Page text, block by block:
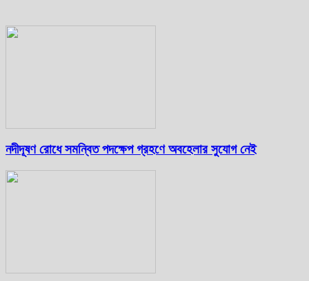
নদীদূষণ রোধে সমন্বিত পদক্ষেপ গ্রহণে অবহেলার সুযোগ নেই